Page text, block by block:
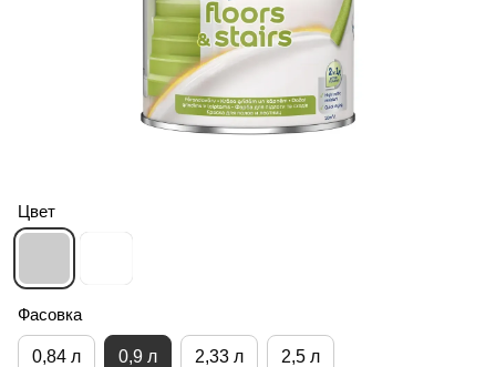
Цвет
Фасовка
0,84 л 0,9 л 2,33 л 2,5 л